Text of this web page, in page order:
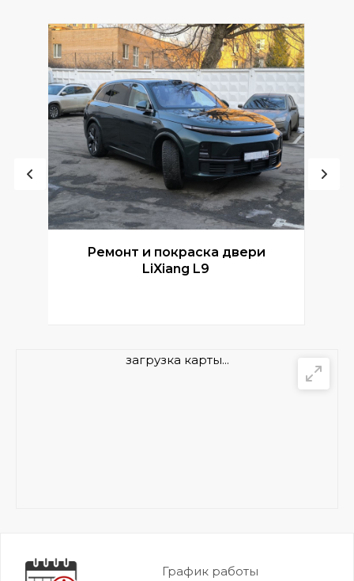
Ремонт и покраска двери
LiXiang L9
загрузка карты...
График работы